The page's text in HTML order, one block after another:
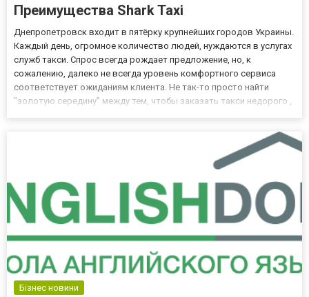
Преимущества Shark Taxi
Днепропетровск входит в пятёрку крупнейших городов Украины.
Каждый день, огромное количество людей, нуждаются в услугах
служб такси. Спрос всегда рождает предложение, но, к
сожалению, далеко не всегда уровень комфортного сервиса
соответствует ожиданиям клиента. Не так-то просто найти
"золотую середину" между тем, чтобы заказать такси недорого ,
Бізнес новини